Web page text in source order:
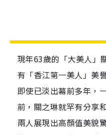
現年63歲的「大美人」
有「香江第一美人」美
即使已淡出幕前多年，
前，關之琳就罕有分享
兩人展現出高顏值美貌